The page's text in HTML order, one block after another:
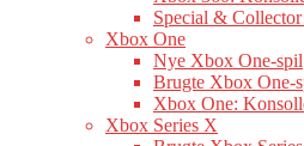
Special &
Xbox One
Nye Xbox One-spil
Brugte Xbox One-
Xbox One:
Xbox Series X